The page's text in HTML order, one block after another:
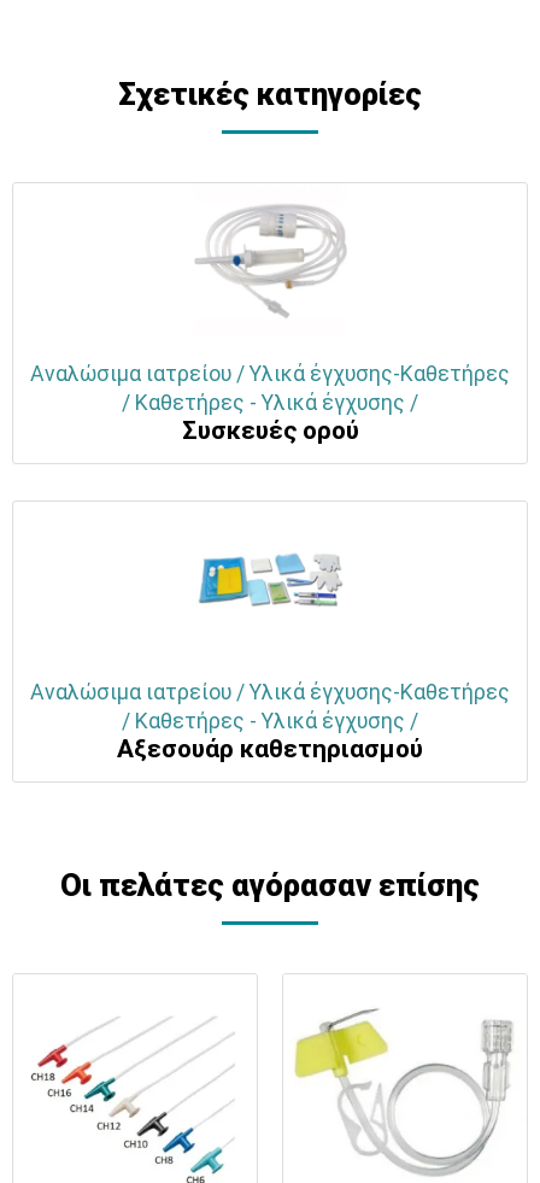
Σχετικές κατηγορίες
Αναλώσιμα ιατρείου / Υλικά έγχυσης-Καθετήρες
/ Καθετήρες - Υλικά έγχυσης /
Συσκευές ορού
Αναλώσιμα ιατρείου / Υλικά έγχυσης-Καθετήρες
/ Καθετήρες - Υλικά έγχυσης /
Αξεσουάρ καθετηριασμού
Οι πελάτες αγόρασαν επίσης